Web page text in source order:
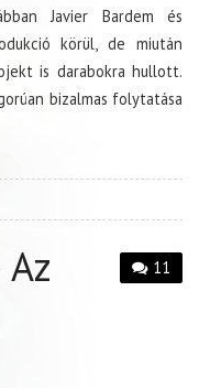
Javier Bardem és
körül, de miután
is darabokra hullott.
bizalmas folytatása
11